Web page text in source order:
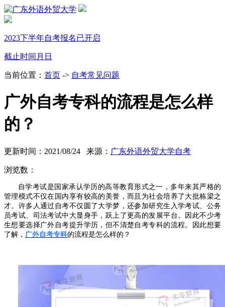
2023下半年自考报名已开启
截止时间 月 日
当前位置： 首页 -> 自考常见问题
广外自考专科的流程是怎么样
的？
更新时间：2021/08/24 来源： 广东外语外贸大学自考
浏览数：
自学考试是国家承认学历的高等教育形式之一，多年来其严格的
管理模式不仅在国内享有较高的美誉，而且为社会培养了大批栋梁之
才。许多人通过自考不仅圆了大学梦，还参加研究生入学考试、公务
员考试、司法考试中大显身手，跃上了更高的发展平台。因此不少考
生想要选择广外自考提升学历，但不清楚自考专科的流程。因此想要
了解， 广外自考专科的流程是怎么样的？